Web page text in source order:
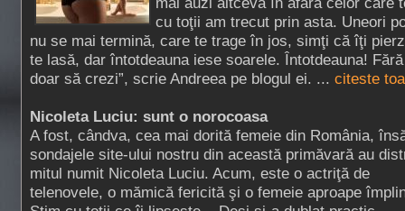
cu toţii am trecut prin asta. Uneori
nu se mai termină, care te trage în jos, simţi că îţi
te lasă, dar întotdeauna iese soarele. Întotdeauna!
doar să crezi”, scrie Andreea pe blogul ei. ... citeste
Nicoleta Luciu: sunt o norocoasa
A fost, cândva, cea mai dorită femeie din România,
sondajele site-ului nostru din această primăvară au
mitul numit Nicoleta Luciu. Acum, este o actriţă de
telenovele, o mămică fericită şi o femeie aproape